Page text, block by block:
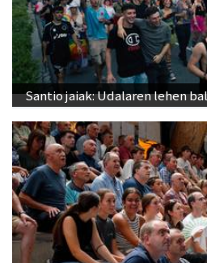
Santio jaiak: Udalaren lehen